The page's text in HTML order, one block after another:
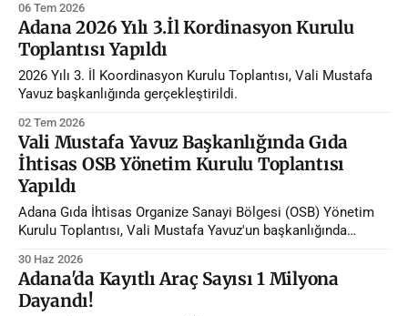
06 Tem 2026
Adana 2026 Yılı 3.İl Kordinasyon Kurulu
Toplantısı Yapıldı
2026 Yılı 3. İl Koordinasyon Kurulu Toplantısı, Vali Mustafa
Yavuz başkanlığında gerçekleştirildi.
02 Tem 2026
Vali Mustafa Yavuz Başkanlığında Gıda
İhtisas OSB Yönetim Kurulu Toplantısı
Yapıldı
Adana Gıda İhtisas Organize Sanayi Bölgesi (OSB) Yönetim
Kurulu Toplantısı, Vali Mustafa Yavuz'un başkanlığında
30 Haz 2026
Adana'da Kayıtlı Araç Sayısı 1 Milyona
Dayandı!